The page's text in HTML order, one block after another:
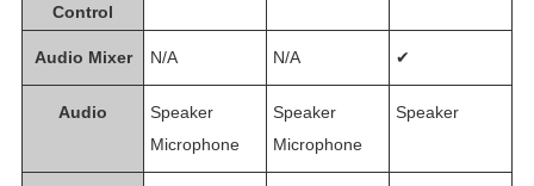
Control
Audio Mixer N/A N/A ✔
Audio
Speaker
Microphone
Speaker
Microphone
Speaker